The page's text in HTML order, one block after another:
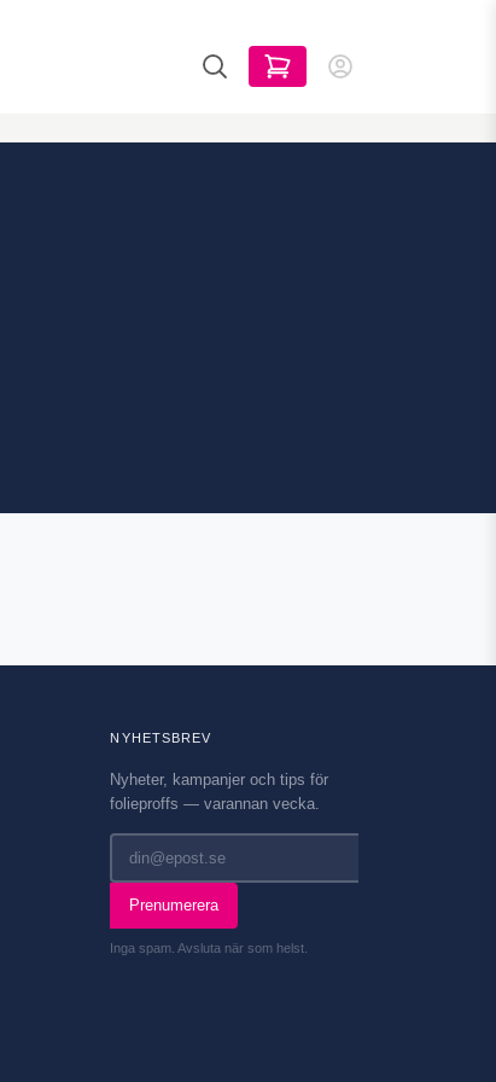
NYHETSBREV
Nyheter, kampanjer och tips för
folieproffs — varannan vecka.
Prenumerera
Inga spam. Avsluta när som helst.